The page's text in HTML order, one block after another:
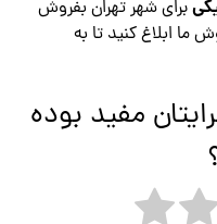
برای شهر تهران بفروش
ابلاغ کنید تا به
مفید بوده